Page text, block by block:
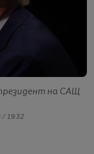
на САЩ
/ 19:32